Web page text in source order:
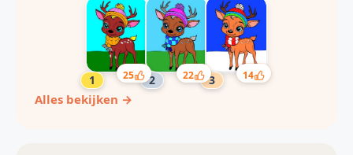
25 22 14
Alles bekijken →